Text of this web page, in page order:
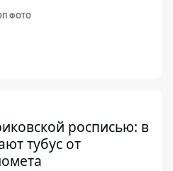
ФОТО
росписью: в
тубус от